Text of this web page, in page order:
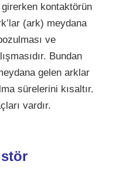
kontaktörün
(ark) meydana
ve
Bundan
gelen arklar
sürelerini kısaltır.
vardır.